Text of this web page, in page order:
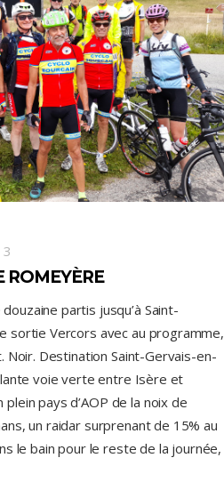
3
ROMEYÈRE
partis jusqu’à Saint-
sortie Vercors avec au programme,
Destination Saint-Gervais-en-
voie verte entre Isère et
pays d’AOP de la noix de
un raidar surprenant de 15% au
le bain pour le reste de la journée,